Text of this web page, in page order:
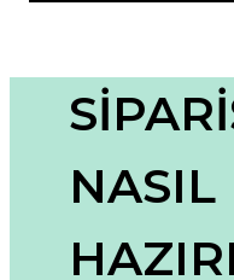
Görüş ve önerileriniz için
Ürün resmi kalitesiz,
Ürün açıklamasında
Ürün fiyatı diğer
NASIL